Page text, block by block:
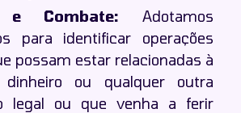
e Combate: Adotamos
para identificar operações
possam estar relacionadas à
ou qualquer outra
legal ou que venha a ferir